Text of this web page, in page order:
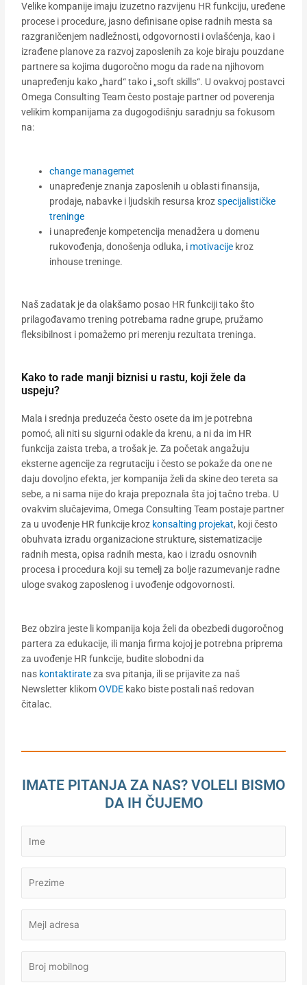
Velike kompanije imaju izuzetno razvijenu HR funkciju, uređene
procese i procedure, jasno definisane opise radnih mesta sa
razgraničenjem nadležnosti, odgovornosti i ovlašćenja, kao i
izrađene planove za razvoj zaposlenih za koje biraju pouzdane
partnere sa kojima dugoročno mogu da rade na njihovom
unapređenju kako „hard“ tako i „soft skills“. U ovakvoj postavci
Omega Consulting Team često postaje partner od poverenja
velikim kompanijama za dugogodišnju saradnju sa fokusom
na:
change managemet
unapređenje znanja zaposlenih u oblasti finansija,
prodaje, nabavke i ljudskih resursa krozspecijalističke
treninge
i unapređenje kompetencija menadžera u domenu
rukovođenja, donošenja odluka, i motivacije kroz
inhouse treninge.
Naš zadatak je da olakšamo posao HR funkciji tako što
prilagođavamo trening potrebama radne grupe, pružamo
fleksibilnost i pomažemo pri merenju rezultata treninga.
Kako to rade manji biznisi u rastu, koji žele da
uspeju?
Mala i srednja preduzeća često osete da im je potrebna
pomoć, ali niti su sigurni odakle da krenu, a ni da im HR
funkcija zaista treba, a trošak je. Za početak angažuju
eksterne agencije za regrutaciju i često se pokaže da one ne
daju dovoljno efekta, jer kompanija želi da skine deo tereta sa
sebe, a ni sama nije do kraja prepoznala šta joj tačno treba. U
ovakvim slučajevima, Omega Consulting Team postaje partner
za u uvođenje HR funkcije kroz konsalting projekat, koji često
obuhvata izradu organizacione strukture, sistematizacije
radnih mesta, opisa radnih mesta, kao i izradu osnovnih
procesa i procedura koji su temelj za bolje razumevanje radne
uloge svakog zaposlenog i uvođenje odgovornosti.
Bez obzira jeste li kompanija koja želi da obezbedi dugoročnog
partera za edukacije, ili manja firma kojoj je potrebna priprema
za uvođenje HR funkcije, budite slobodni da
nas kontaktirateza sva pitanja, ili se prijavite za naš
Newsletter klikomOVDE kako biste postali naš redovan
čitalac.
IMATE PITANJA ZA NAS? VOLELI BISMO
DA IH ČUJEMO